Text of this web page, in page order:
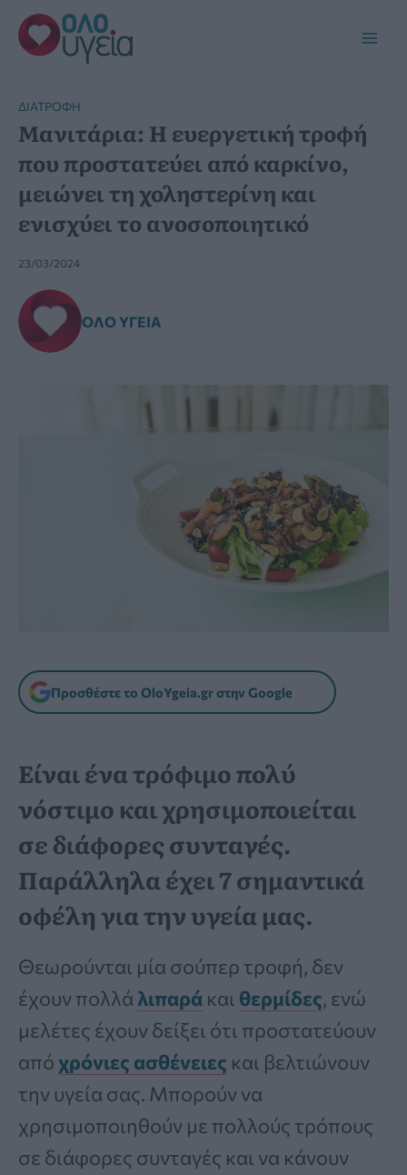
Μετάβαση
στο
περιεχόμενο
ΔΙΑΤΡΟΦΉ
Μανιτάρια: H ευεργετική τροφή
που προστατεύει από καρκίνο,
μειώνει τη χοληστερίνη και
ενισχύει το ανοσοποιητικό
23/03/2024
ΌΛΟ ΥΓΕΊΑ
Προσθέστε το OloYgeia.gr στην Google
Είναι ένα τρόφιμο πολύ
νόστιμο και χρησιμοποιείται
σε διάφορες συνταγές.
Παράλληλα έχει 7 σημαντικά
οφέλη για την υγεία μας.
Θεωρούνται μία σούπερ τροφή, δεν
έχουν πολλά λιπαρά και θερμίδες, ενώ
μελέτες έχουν δείξει ότι προστατεύουν
απόχρόνιες ασθένειες και βελτιώνουν
την υγεία σας. Μπορούν να
χρησιμοποιηθούν με πολλούς τρόπους
σε διάφορες συνταγές και να κάνουν